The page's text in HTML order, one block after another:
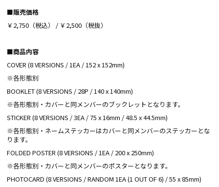
■販売価格
￥2,750（税込） / ￥2,500（税抜）
■商品内容
COVER (8 VERSIONS / 1EA / 152 x 152mm)
※各形態別
BOOKLET (8 VERSIONS / 28P / 140 x 140mm)
※各形態別・カバーと同メンバーのブックレットとなります。
STICKER (8 VERSIONS / 3EA / 75 x 16mm / 48.5 x 44.5mm)
※各形態別・ネームステッカーはカバーと同メンバーのステッカーとな
ります。
FOLDED POSTER (8 VERSIONS / 1EA / 200 x 250mm)
※各形態別・カバーと同メンバーのポスターとなります。
PHOTOCARD (8 VERSIONS / RANDOM 1EA (1 OUT OF 6) / 55 x 85mm)